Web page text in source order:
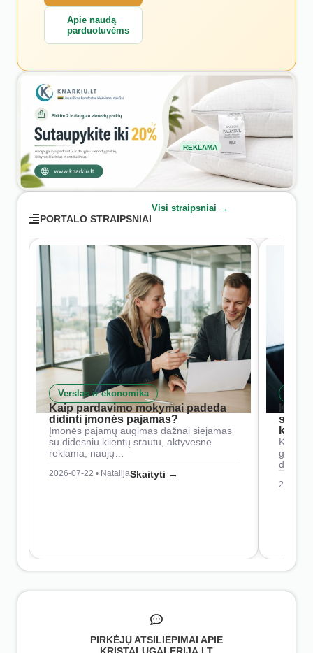
Apie naudą
parduotuvėms
REKLAMA
PORTALO STRAIPSNIAI
Visi straipsniai →
Verslas ir ekonomika
Kaip pardavimo mokymai padeda
didinti įmonės pajamas?
Įmonės pajamų augimas dažnai siejamas
su didesniu klientų srautu, aktyvesne
reklama, naujų…
2026-07-22 • NatalijaSkaityti →
Kaip
2026-
PIRKĖJŲ ATSILIEPIMAI APIE